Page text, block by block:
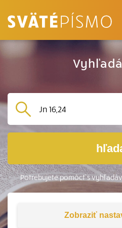
Potrebujete pomôcť s
Zobraziť